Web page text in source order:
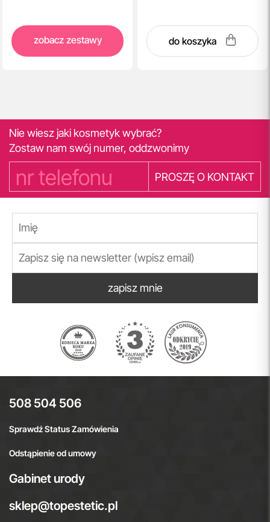
zobacz zestawy do koszyka
Nie wiesz jaki kosmetyk wybrać?
Zostaw nam swój numer, oddzwonimy
PROSZĘ O KONTAKT
zapisz mnie
508 504 506
Sprawdź Status Zamówienia
Odstąpienie od umowy
Gabinet urody
sklep@topestetic.pl